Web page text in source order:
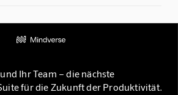
Ihr Team – die nächste
für die Zukunft der Produktivität.